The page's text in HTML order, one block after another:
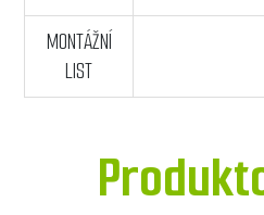
MONTÁŽNÍ
LIST